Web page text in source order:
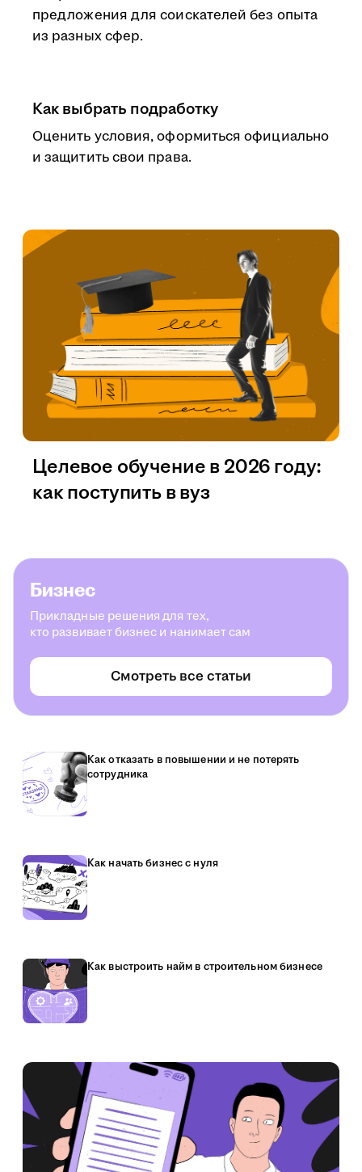
предложения для соискателей без опыта
из разных сфер.
Как выбрать подработку
Оценить условия, оформиться официально
и защитить свои права.
Целевое обучение в 2026 году:
как поступить в вуз
Бизнес
Прикладные решения для тех,
кто развивает бизнес и нанимает сам
Смотреть все статьи
Как отказать в повышении и не потерять
сотрудника
Как начать бизнес с нуля
Как выстроить найм в строительном бизнесе